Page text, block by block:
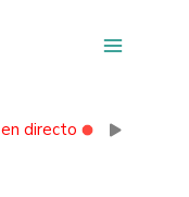
en directo